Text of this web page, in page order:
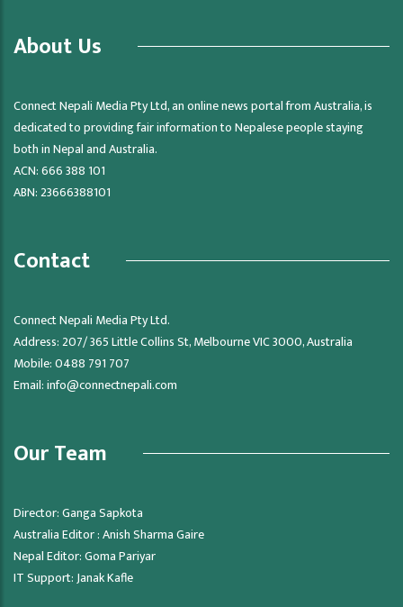
About Us
Connect Nepali Media Pty Ltd, an online news portal from Australia, is
dedicated to providing fair information to Nepalese people staying
both in Nepal and Australia.
ACN: 666 388 101
ABN: 23666388101
Contact
Connect Nepali Media Pty Ltd.
Address: 207/ 365 Little Collins St, Melbourne VIC 3000, Australia
Mobile: 0488 791 707
Email:info@connectnepali.com
Our Team
Director: Ganga Sapkota
Australia Editor : Anish Sharma Gaire
Nepal Editor: Goma Pariyar
IT Support: Janak Kafle